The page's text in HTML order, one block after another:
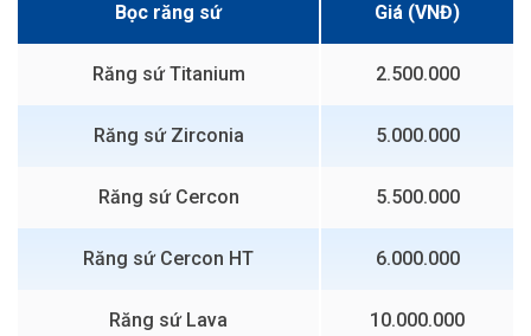
Bọc răng sứ Giá (VNĐ)
Răng sứ Titanium 2.500.000
Răng sứ Zirconia 5.000.000
Răng sứ Cercon 5.500.000
Răng sứ Cercon HT 6.000.000
Răng sứ Lava 10.000.000